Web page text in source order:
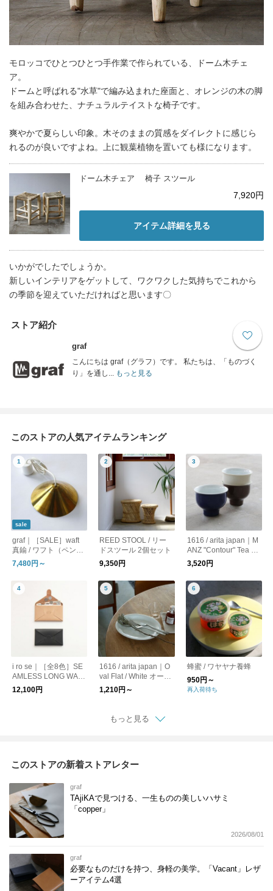
モロッコでひとつひとつ手作業で作られている、ドーム木チェ
ア。
ドームと呼ばれる"水草"で編み込まれた座面と、オレンジの木の脚
を組み合わせた、ナチュラルテイストな椅子です。
爽やかで夏らしい印象。木そのままの質感をダイレクトに感じら
れるのが良いですよね。上に観葉植物を置いても様になります。
ドーム木チェア 椅子 スツール
7,920円
アイテム詳細を見る
いかがでしたでしょうか。
新しいインテリアをゲットして、ワクワクした気持ちでこれから
の季節を迎えていただければと思います〇
ストア紹介
graf
こんにちは graf（グラフ）です。 私たちは、「ものづく
り」を通し...
もっと見る
このストアの人気アイテムランキング
sale
graf｜［SALE］waft
真鍮 / ワフト（ペンダ
ントライト・照明）
7,480円～
REED STOOL / リー
ドスツール 2個セット
9,350円
1616 / arita japan｜M
ANZ "Contour" Tea Cu
p / ティーカップ
3,520円
i ro se｜［全8色］SE
AMLESS LONG WAL
LET 長財布
12,100円
1616 / arita japan｜O
val Flat / White オーバ
ルプレート お皿
1,210円～
蜂蜜 / ワヤヤナ養蜂
950円～
再入荷待ち
もっと見る
このストアの新着ストアレター
graf
TAjiKAで見つける、一生ものの美しいハサミ
「copper」
2026/08/01
graf
必要なものだけを持つ、身軽の美学。「Vacant」レザ
ーアイテム4選